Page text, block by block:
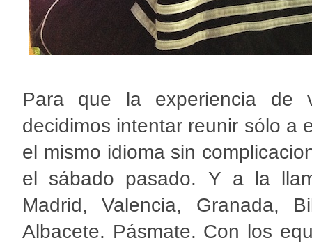
Para que la experiencia de
decidimos intentar reunir sólo a
el mismo idioma sin
el sábado pasado. Y a la
Madrid, Valencia, Granada,
Albacete. Pásmate. Con los